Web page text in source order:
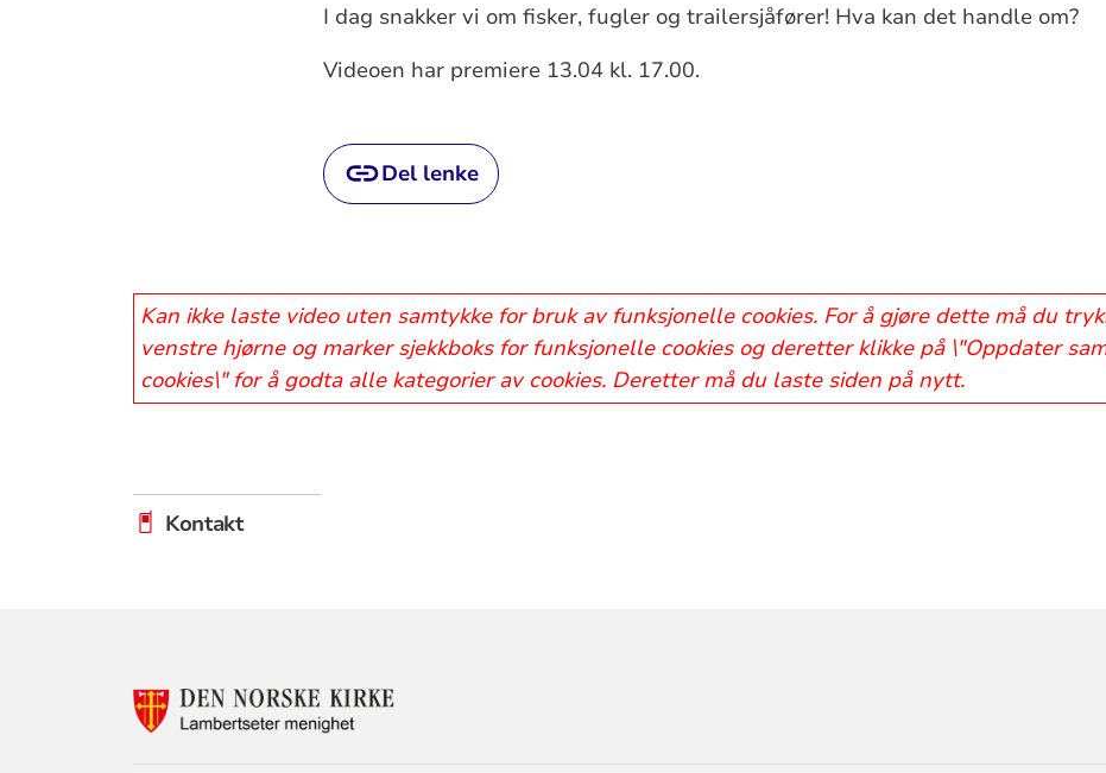
I dag snakker vi om fisker, fugler og trailersjåfører! Hva kan det handle om?
Videoen har premiere 13.04 kl. 17.00.
Del lenke
Kan ikke laste video uten samtykke for bruk av funksjonelle cookies. For å gjøre dette må du
venstre hjørne og marker sjekkboks for funksjonelle cookies og deretter klikke på \"Oppdater
cookies\" for å godta alle kategorier av cookies. Deretter må du laste siden på nytt.
Kontakt
KONTAKTINFORMASJON